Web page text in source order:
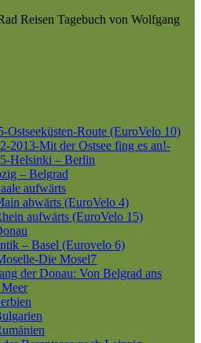
Reisen Tagebuch von Wolfgang
Ostseeküsten-Route (EuroVelo 10)
2013-Mit der Ostsee fing es an!-
Helsinki – Berlin
– Belgrad
aufwärts
abwärts (EuroVelo 4)
aufwärts (EuroVelo 15)
– Basel (Eurovelo 6)
Die Mosel7
der Donau: Von Belgrad ans